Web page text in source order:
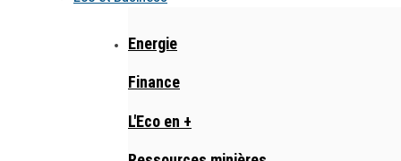
Energie
Finance
L'Eco en +